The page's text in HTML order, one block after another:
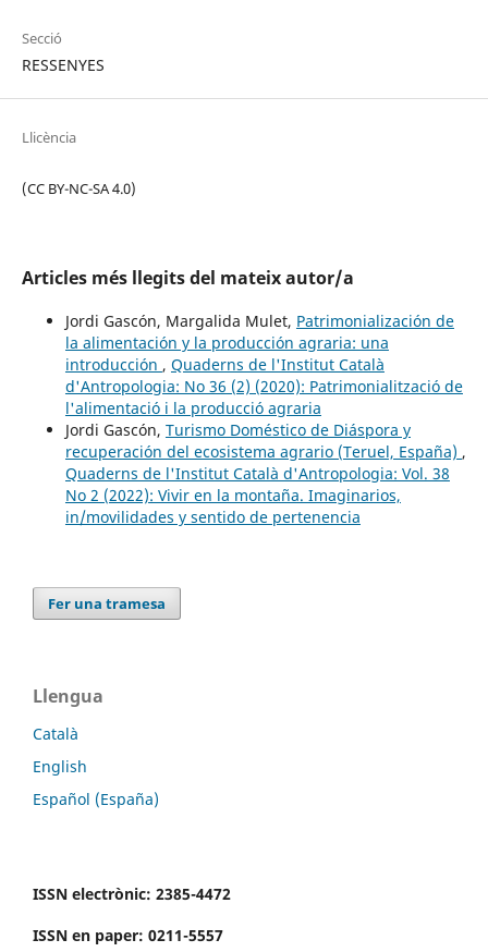
Secció
RESSENYES
Llicència
(CC BY-NC-SA 4.0)
Articles més llegits del mateix autor/a
Jordi Gascón, Margalida Mulet, Patrimonialización de
la alimentación y la producción agraria: una
introducción , Quaderns de l'Institut Català
d'Antropologia: No 36 (2) (2020): Patrimonialització de
l'alimentació i la producció agraria
Jordi Gascón, Turismo Doméstico de Diáspora y
recuperación del ecosistema agrario (Teruel, España) ,
Quaderns de l'Institut Català d'Antropologia: Vol. 38
No 2 (2022): Vivir en la montaña. Imaginarios,
in/movilidades y sentido de pertenencia
Fer una tramesa
Llengua
Català
English
Español (España)
ISSN electrònic: 2385-4472
ISSN en paper: 0211-5557